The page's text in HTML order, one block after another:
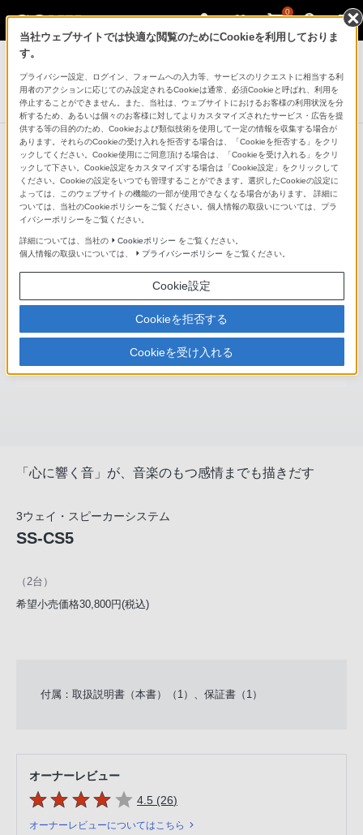
0
コンポーネントオーディオ
3ウェイ・スピーカーシステム
SS-CS5
「心に響く音」が、音楽のもつ感情までも描きだす
3ウェイ・スピーカーシステム
SS-CS5
（2台）
希望小売価格30,800円(税込)
付属：取扱説明書（本書）（1）、保証書（1）
オーナーレビュー
5つの星のうち
4.5 (26件のレビュー
)
オーナーレビューについてはこちら
当社ウェブサイトでは快適な閲覧のためにCookieを利用しておりま
す。
プライバシー設定、ログイン、フォームへの入力等、サービスのリクエストに相当する利
用者のアクションに応じてのみ設定されるCookieは通常、必須Cookieと呼ばれ、利用を
停止することができません。また、当社は、ウェブサイトにおけるお客様の利用状況を分
析するため、あるいは個々のお客様に対してよりカスタマイズされたサービス・広告を提
供する等の目的のため、Cookieおよび類似技術を使用して一定の情報を収集する場合が
あります。それらのCookieの受け入れを拒否する場合は、「Cookieを拒否する」をクリ
ックしてください。Cookie使用にご同意頂ける場合は、「Cookieを受け入れる」をクリ
ックして下さい。Cookie設定をカスタマイズする場合は「Cookie設定」をクリックして
ください。Cookieの設定をいつでも管理することができます。選択したCookieの設定に
よっては、このウェブサイトの機能の一部が使用できなくなる場合があります。 詳細に
ついては、当社のCookieポリシーをご覧ください。個人情報の取扱いについては、プラ
イバシーポリシーをご覧ください。
詳細については、当社の Cookieポリシー をご覧ください。
個人情報の取扱いについては、
プライバシーポリシー をご覧ください。
Cookie設定
Cookieを拒否する
Cookieを受け入れる